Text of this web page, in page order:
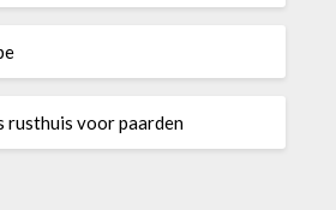
rusthuis voor paarden